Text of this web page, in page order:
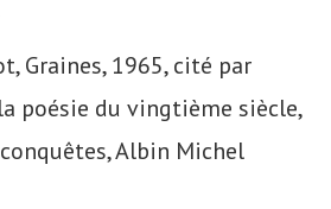
Graines, 1965, cité par
poésie du vingtième siècle,
Albin Michel